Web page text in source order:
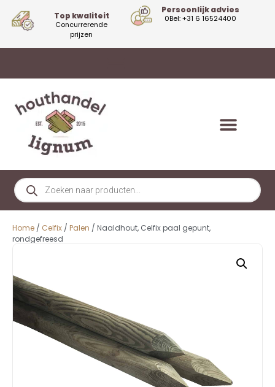
Top kwaliteit
Concurrerende
prijzen
Persoonlijk advies
0Bel: +31 6 16524400
Home / Celfix / Palen / Naaldhout, Celfix paal gepunt,
rondgefreesd